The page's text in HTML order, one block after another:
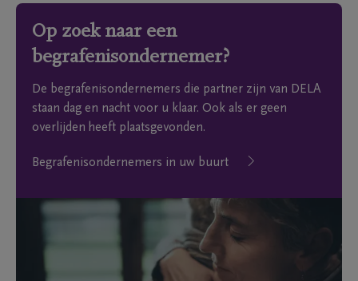
Op zoek naar een
begrafenisondernemer?
De begrafenisondernemers die partner zijn van DELA
staan dag en nacht voor u klaar. Ook als er geen
overlijden heeft plaatsgevonden.
Begrafenisondernemers in uw buurt